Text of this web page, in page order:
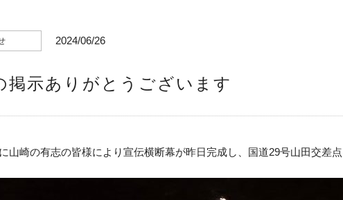
2024/06/26
掲示ありがとうございます
山崎の有志の皆様により宣伝横断幕が昨日完成し、国道29号山田交差